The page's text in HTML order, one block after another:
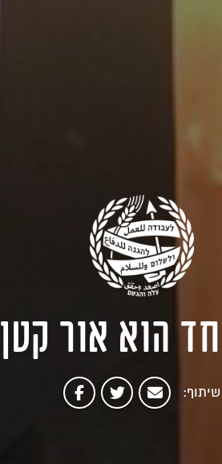
הוא אור קטן
שיתוף: